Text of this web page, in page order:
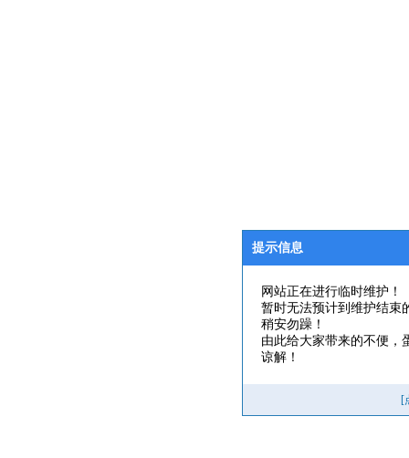
提示信息
网站正在进行临时维护！
暂时无法预计到维护结束
稍安勿躁！
由此给大家带来的不便，
谅解！
[